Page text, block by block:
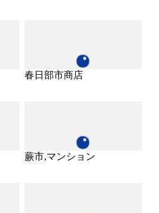
春日部市商店
蕨市,マンション